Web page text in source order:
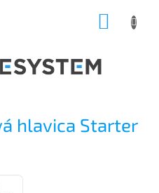
hlavica Starter